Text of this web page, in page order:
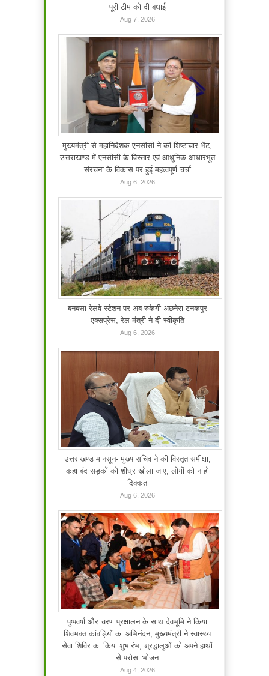
पूरी टीम को दी बधाई
Aug 7, 2026
मुख्यमंत्री से महानिदेशक एनसीसी ने की शिष्टाचार भेंट,
उत्तराखण्ड में एनसीसी के विस्तार एवं आधुनिक आधारभूत
संरचना के विकास पर हुई महत्वपूर्ण चर्चा
Aug 6, 2026
बनबसा रेलवे स्टेशन पर अब रुकेगी अछनेरा-टनकपुर
एक्सप्रेस, रेल मंत्री ने दी स्वीकृति
Aug 6, 2026
उत्तराखण्ड मानसून- मुख्य सचिव ने की विस्तृत समीक्षा,
कहा बंद सड़कों को शीघ्र खोला जाए, लोगों को न हो
दिक्कत
Aug 6, 2026
पुष्पवर्षा और चरण प्रक्षालन के साथ देवभूमि ने किया
शिवभक्त कांवड़ियों का अभिनंदन, मुख्यमंत्री ने स्वास्थ्य
सेवा शिविर का किया शुभारंभ, श्रद्धालुओं को अपने हाथों
से परोसा भोजन
Aug 4, 2026